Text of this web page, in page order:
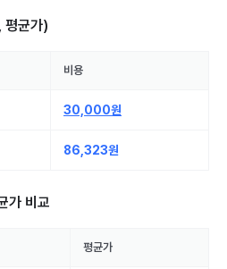
평균가)
비용
30,000원
86,323원
가 비교
평균가